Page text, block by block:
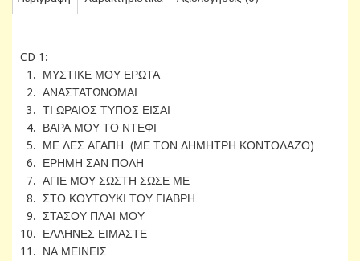
CD 1:
1. ΜΥΣΤΙΚΕ ΜΟΥ ΕΡΩΤΑ
2. ΑΝΑΣΤΑΤΩΝΟΜΑΙ
3. ΤΙ ΩΡΑΙΟΣ ΤΥΠΟΣ ΕΙΣΑΙ
4. ΒΑΡΑ ΜΟΥ ΤΟ ΝΤΕΦΙ
5. ΜΕ ΛΕΣ ΑΓΑΠΗ (ΜΕ ΤΟΝ ΔΗΜΗΤΡΗ ΚΟΝΤΟΛΑΖΟ)
6. ΕΡΗΜΗ ΣΑΝ ΠΟΛΗ
7. ΑΓΙΕ ΜΟΥ ΣΩΣΤΗ ΣΩΣΕ ΜΕ
8. ΣΤΟ ΚΟΥΤΟΥΚΙ ΤΟΥ ΓΙΑΒΡΗ
9. ΣΤΑΣΟΥ ΠΛΑΙ ΜΟΥ
10. ΕΛΛΗΝΕΣ ΕΙΜΑΣΤΕ
11. ΝΑ ΜΕΙΝΕΙΣ